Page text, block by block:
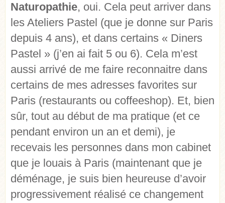
Naturopathie, oui. Cela peut arriver dans
les Ateliers Pastel (que je donne sur Paris
depuis 4 ans), et dans certains « Diners
Pastel » (j’en ai fait 5 ou 6). Cela m’est
aussi arrivé de me faire reconnaitre dans
certains de mes adresses favorites sur
Paris (restaurants ou coffeeshop). Et, bien
sûr, tout au début de ma pratique (et ce
pendant environ un an et demi), je
recevais les personnes dans mon cabinet
que je louais à Paris (maintenant que je
déménage, je suis bien heureuse d’avoir
progressivement réalisé ce changement